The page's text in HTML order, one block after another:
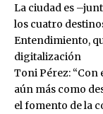
La ciudad es
los cuatro
Entendimiento,
digitalización
Toni Pérez:
aún más como
el fomento de la